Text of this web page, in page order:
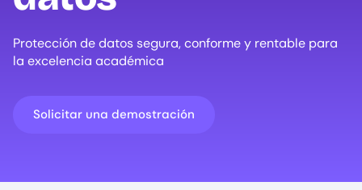
Protección de datos segura, conforme y rentable para
la excelencia académica
Solicitar una demostración